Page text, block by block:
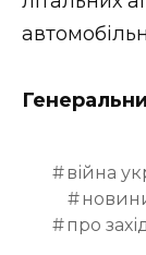
війна
про